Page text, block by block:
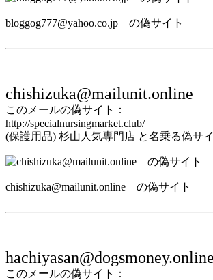
bloggog777@yahoo.co.jp の偽サイト
chishizuka@mailunit.online
このメールの偽サイト：
http://specialnursingmarket.club/
(保護用品) 杉山人気専門店 と名乗る偽サ
chishizuka@mailunit.online の偽サイト
hachiyasan@dogsmoney.online
このメールの偽サイト：